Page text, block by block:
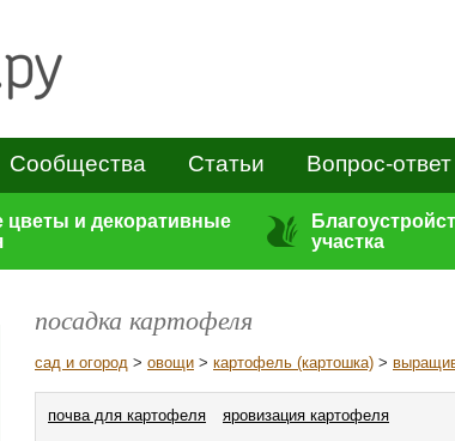
Сообщества Статьи Вопрос-ответ
и декоративные
участка
посадка картофеля
сад и огород > овощи > картофель (картошка) >
почва для картофеля яровизация картофеля